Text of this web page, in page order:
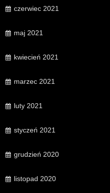
czerwiec 2021
maj 2021
kwiecień 2021
marzec 2021
luty 2021
styczeń 2021
grudzień 2020
listopad 2020